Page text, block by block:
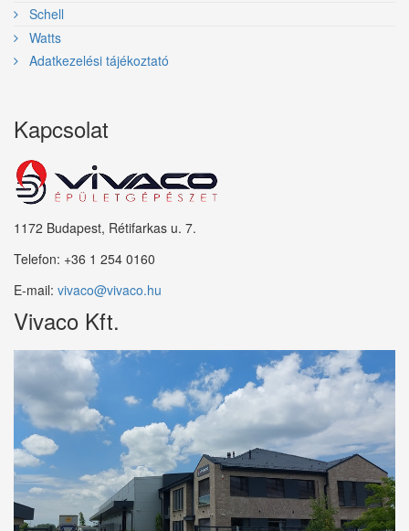
Schell
Watts
Adatkezelési tájékoztató
Kapcsolat
1172 Budapest, Rétifarkas u. 7.
Telefon: +36 1 254 0160
E-mail: vivaco@vivaco.hu
Vivaco Kft.